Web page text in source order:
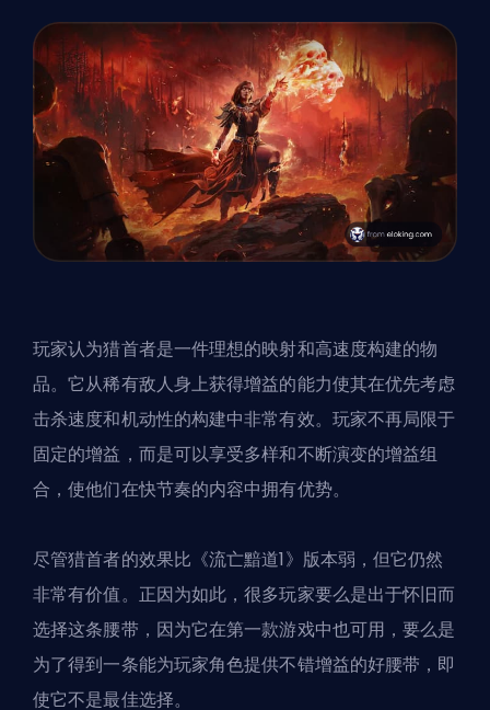
玩家认为猎首者是一件理想的映射和高速度构建的物
品。它从稀有敌人身上获得增益的能力使其在优先考虑
击杀速度和机动性的构建中非常有效。玩家不再局限于
固定的增益，而是可以享受多样和不断演变的增益组
合，使他们在快节奏的内容中拥有优势。
尽管猎首者的效果比《流亡黯道1》版本弱，但它仍然
非常有价值。正因为如此，很多玩家要么是出于怀旧而
选择这条腰带，因为它在第一款游戏中也可用，要么是
为了得到一条能为玩家角色提供不错增益的好腰带，即
使它不是最佳选择。